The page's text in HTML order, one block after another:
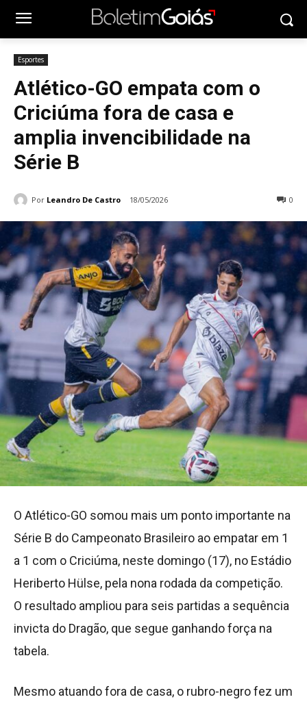
Esportes
Atlético-GO empata com o
Criciúma fora de casa e
amplia invencibilidade na
Série B
Por Leandro De Castro 18/05/2026 0
O Atlético-GO somou mais um ponto importante na
Série B do Campeonato Brasileiro ao empatar em 1
a 1 com o Criciúma, neste domingo (17), no Estádio
Heriberto Hülse, pela nona rodada da competição.
O resultado ampliou para seis partidas a sequência
invicta do Dragão, que segue ganhando força na
tabela.
Mesmo atuando fora de casa, o rubro-negro fez um